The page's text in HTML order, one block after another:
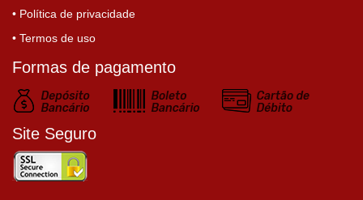
• Política de privacidade
• Termos de uso
Formas de pagamento
Site Seguro